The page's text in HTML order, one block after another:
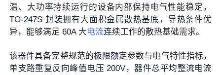
温、大功率持续运行的设备内部保持电气性能稳定，
TO-247S 封装拥有大面积金属散热基底，导热条件优
异，能够满足 60A 大电流连续工作的散热基础需求。
该器件具备完整规范的极限额定参数与电气特性指标，
单支路重复反向峰值电压 200V，器件总平均整流电流